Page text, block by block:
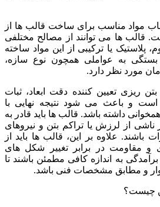
مواد مناسب برای ساخت قالب ها از
قالب ها می توانند از مصالح مختلفی
پلاستیک یا ترکیبی از این مواد ساخته
بستگی به عواملی همچون نوع سازه،
مورد نظر دارد.
ریزی تعیین کننده دقت ابعاد، ثبات
و باعث می شود نتیجه نهایی با
داشته باشد. قالب ها باید قادر به
ناشی از لرزش یا تراکم بتن و نیروهای
باشند. علاوه بر این، قالب ها باید از
و مقاومت در برابر تغییر شکل های
به اندازه کافی مطمئن باشند تا
و مطابق مشخصات فنی باشد.